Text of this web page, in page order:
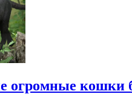
огромные кошки